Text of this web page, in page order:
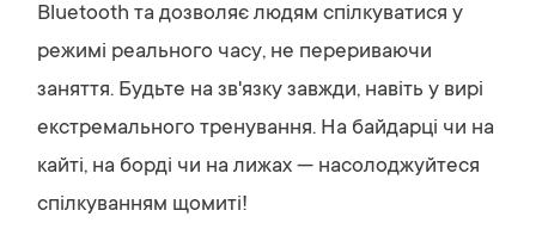
Bluetooth та дозволяє людям спілкуватися у
режимі реального часу, не перериваючи
заняття. Будьте на зв'язку завжди, навіть у вирі
екстремального тренування. На байдарці чи на
кайті, на борді чи на лижах — насолоджуйтеся
спілкуванням щомиті!